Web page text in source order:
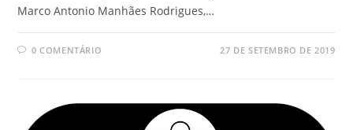
Marco Antonio Manhães Rodrigues,…
0 COMENTÁRIO 27 DE SETEMBRO DE 2019